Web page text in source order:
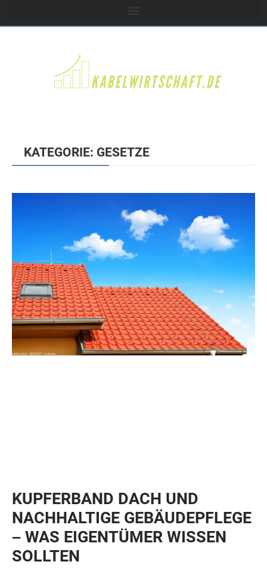
KATEGORIE: GESETZE
KUPFERBAND DACH UND
NACHHALTIGE GEBÄUDEPFLEGE
– WAS EIGENTÜMER WISSEN
SOLLTEN